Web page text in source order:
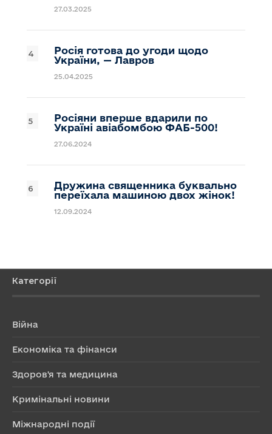
27.03.2025
Росія готова до угоди щодо
України, — Лавров
25.04.2025
Росіяни вперше вдарили по
Україні авіабомбою ФАБ-500!
27.06.2024
Дружина священника буквально
переїхала машиною двох жінок!
12.09.2024
Категорії
Війна
Економіка та фінанси
Здоров'я та медицина
Кримінальні новини
Міжнародні події